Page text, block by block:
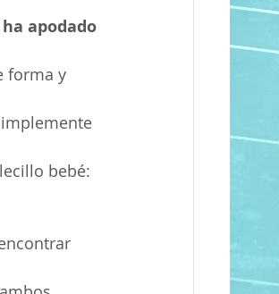
apodado
forma y
bebé: